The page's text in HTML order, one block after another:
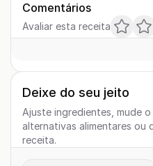
Comentários
Avaliar esta receita
Deixe do seu jeito
Ajuste ingredientes, mude
alternativas alimentares ou
receita.